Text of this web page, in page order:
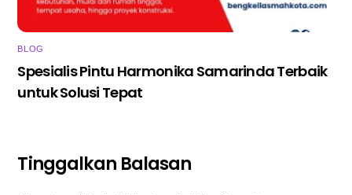
BLOG
Spesialis Pintu Harmonika Samarinda Terbaik
untuk Solusi Tepat
Tinggalkan Balasan